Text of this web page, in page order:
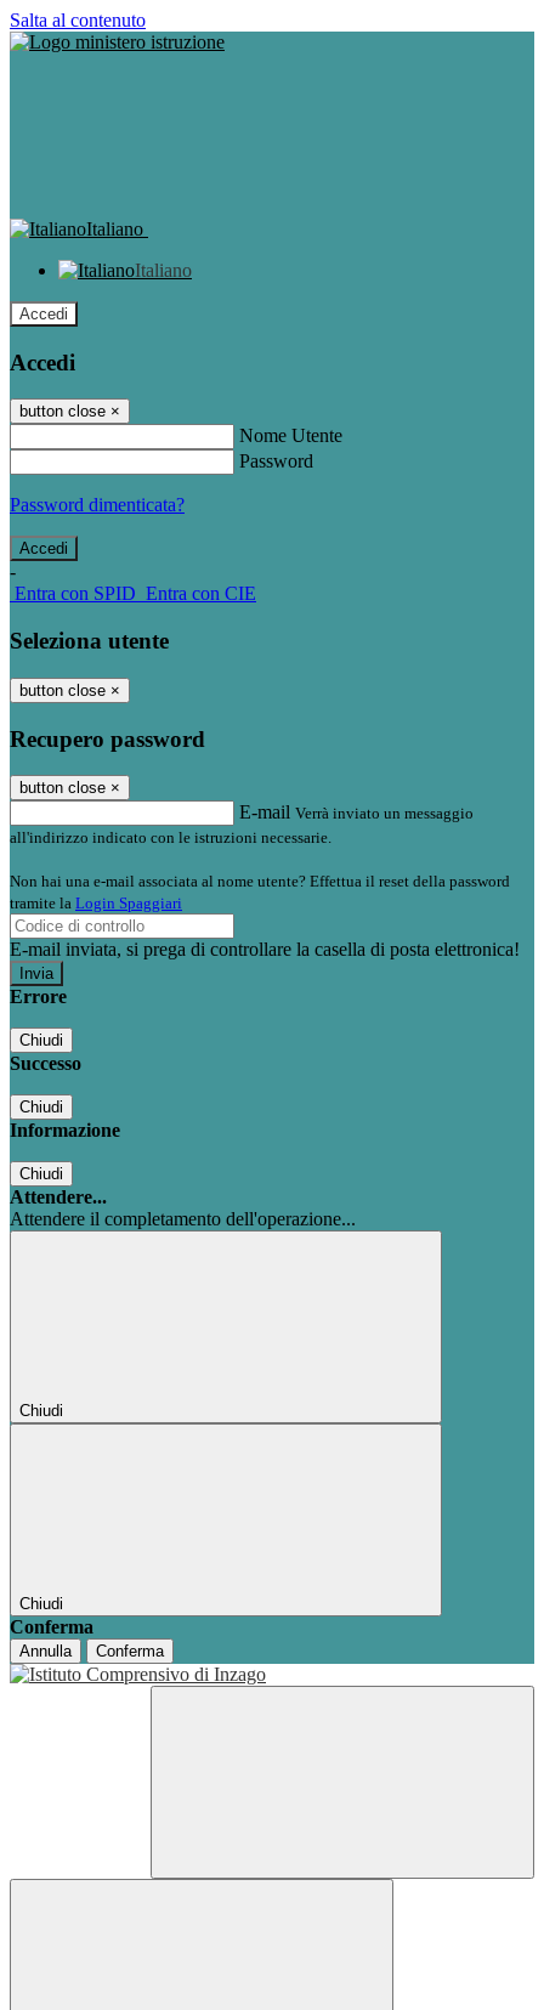
Salta al contenuto
Italiano
Italiano
Accedi
Accedi
button close ×
Nome Utente
Password
Password dimenticata?
-
Entra con SPID Entra con CIE
Seleziona utente
button close ×
Recupero password
button close ×
E-mail Verrà inviato un messaggio
all'indirizzo indicato con le istruzioni necessarie.
Non hai una e-mail associata al nome utente? Effettua il reset della password
tramite la Login Spaggiari
E-mail inviata, si prega di controllare la casella di posta elettronica!
Errore
Chiudi
Successo
Chiudi
Informazione
Chiudi
Attendere...
Attendere il completamento dell'operazione...
Chiudi
Chiudi
Conferma
Annulla Conferma